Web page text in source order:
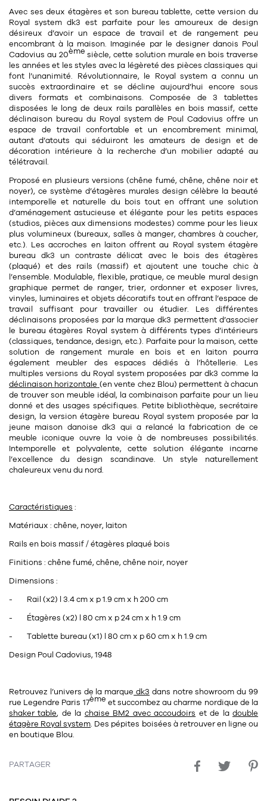
Boîte
Corbeille
Poubelle
Range document
Divers
textile132
Coussin
Créature
Literie
Plaid
Tapis
Rideau de douche
Divers
bougie35
Bougie
Candélabre
Bougeoirs
Divers
Rallonges
Table
Table basse
Tréteaux
Table d'appoint
pour le bureau39
Bureau
Meuble à clapets
pour la chambre15
Commode
Chevet
Set de table
Tablier
Toile enduite au mètre
Torchon
sel et poivre14
objets ludiques11
Travail d'artiste
librairie 1
Livre
Revue
Divers
Housse, étui, coque
Divers
décoration1
Vases
Avec sesdeux étagères et son bureau tablette, cette version du
Royal system dk3 est parfaite pour les amoureux de design
désireux d’avoir un espace de travail et de rangement peu
encombrant à la maison. Imaginée par le designer danois Poul
Cadovius au 20ème siècle, cette solution murale en bois traverse
les années et les styles avec la légèreté des pièces classiques qui
font l’unanimité. Révolutionnaire, le Royal system a connu un
succès extraordinaire et se décline aujourd’hui encore sous
divers formats et combinaisons. Composée de 3 tablettes
disposées le long de deux rails parallèles en bois massif, cette
déclinaison bureau du Royal system de Poul Cadovius offre un
espace de travail confortable et un encombrement minimal,
autant d’atouts qui séduiront les amateurs dedesign et de
décoration intérieure à la recherche d’un mobilier adapté au
télétravail.
Proposé en plusieurs versions (chêne fumé, chêne, chêne noir et
noyer), ce système d’étagères murales design célèbre la beauté
intemporelle et naturelle du bois tout en offrant une solution
d’aménagement astucieuse et élégante pour les petits espaces
(studios, pièces aux dimensions modestes) comme pour les lieux
plus volumineux (bureaux, salles à manger, chambres à coucher,
etc.). Les accroches en laitonoffrent au Royal system étagère
bureau dk3 un contraste délicat avec le bois des étagères
(plaqué) et des rails (massif) et ajoutent une touche chic à
l’ensemble. Modulable, flexible, pratique, ce meuble mural design
graphique permet de ranger, trier, ordonner et exposer livres,
vinyles, luminaires et objets décoratifs tout en offrant l’espace de
travail suffisant pour travailler ou étudier. Les différentes
déclinaisons proposées par la marque dk3 permettent d’associer
le bureau étagères Royal system à différents types d’intérieurs
(classiques, tendance, design, etc.). Parfaite pour la maison, cette
solution de rangement murale en bois et en laiton pourra
également meubler des espaces dédiés à l’hôtellerie. Les
multiples versions du Royal system proposées par dk3 comme la
déclinaison horizontale (en vente chez Blou) permettent à chacun
de trouver son meuble idéal, la combinaison parfaite pour un lieu
donné et des usages spécifiques. Petite bibliothèque, secrétaire
design, la version étagère bureau Royal system proposée par la
jeune maison danoise dk3 qui a relancé la fabrication de ce
meuble iconique ouvre la voie à de nombreuses possibilités.
Intemporelle et polyvalente, cette solution élégante incarne
l’excellence du design scandinave. Un style naturellement
chaleureux venu du nord.
Caractéristiques :
Matériaux : chêne, noyer, laiton
Rails en bois massif / étagères plaqué bois
Finitions : chêne fumé, chêne, chêne noir, noyer
Dimensions :
-
Rail (x2) l 3.4 cm x p 1.9 cm x h 200 cm
-
Étagères (x2) l 80 cm x p 24 cm x h 1.9 cm
-
Tablette bureau (x1) l 80 cm x p 60 cm x h 1.9 cm
Design Poul Cadovius, 1948
Retrouvez l’univers de la marque dk3 dans notreshowroom du99
rue Legendre Paris 17ème et succombez au charme nordique de la
shaker table, de la chaise BM2 avec accoudoirs et de ladouble
étagère Royal system. Des pépites boisées à retrouver en ligne ou
en boutique Blou.
PARTAGER